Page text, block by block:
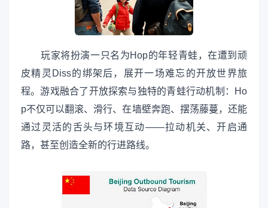
玩家将扮演一只名为Hop的年轻青蛙，在遭到顽
皮精灵Diss的绑架后，展开一场难忘的开放世界旅
程。游戏融合了开放探索与独特的青蛙行动机制：Ho
p不仅可以翻滚、滑行、在墙壁奔跑、摆荡藤蔓，还能
通过灵活的舌头与环境互动——拉动机关、开启通
路，甚至创造全新的行进路线。